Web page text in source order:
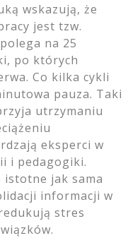
wskazują, że
jest tzw.
na 25
po których
Co kilka cykli
pauza. Taki
utrzymaniu
eksperci w
i pedagogiki.
istotne jak sama
informacji w
stres